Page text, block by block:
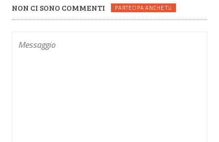
NON CI SONO COMMENTI PARTECIPA ANCHE TU